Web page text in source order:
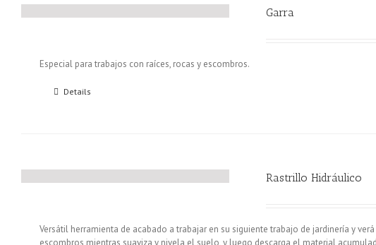
Garra
Especial para trabajos con raíces, rocas y escombros.
Details
Rastrillo Hidráulico
Versátil herramienta de acabado a trabajar en su siguiente trabajo de jardinería y
escombros mientras suaviza y nivela el suelo, y luego descarga el material